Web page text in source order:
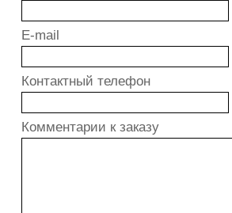
E-mail
Контактный телефон
Комментарии к заказу